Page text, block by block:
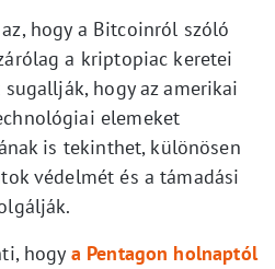
hogy a Bitcoinról szóló
a kriptopiac keretei
sugallják, hogy az amerikai
elemeket
is tekinthet, különösen
védelmét és a támadási
hogy a Pentagon holnaptól